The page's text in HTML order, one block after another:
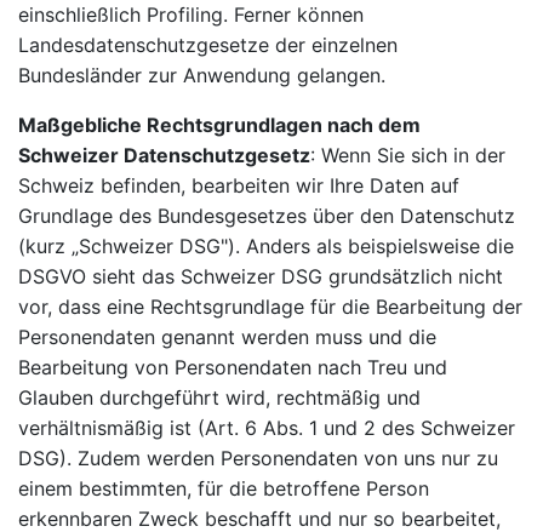
einschließlich Profiling. Ferner können
Landesdatenschutzgesetze der einzelnen
Bundesländer zur Anwendung gelangen.
Maßgebliche Rechtsgrundlagen nach dem
Schweizer Datenschutzgesetz: Wenn Sie sich in der
Schweiz befinden, bearbeiten wir Ihre Daten auf
Grundlage des Bundesgesetzes über den Datenschutz
(kurz „Schweizer DSG"). Anders als beispielsweise die
DSGVO sieht das Schweizer DSG grundsätzlich nicht
vor, dass eine Rechtsgrundlage für die Bearbeitung der
Personendaten genannt werden muss und die
Bearbeitung von Personendaten nach Treu und
Glauben durchgeführt wird, rechtmäßig und
verhältnismäßig ist (Art. 6 Abs. 1 und 2 des Schweizer
DSG). Zudem werden Personendaten von uns nur zu
einem bestimmten, für die betroffene Person
erkennbaren Zweck beschafft und nur so bearbeitet,